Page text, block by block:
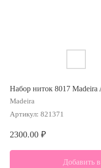
Набор ниток 8017
Madeira
Артикул: 821371
2300.00 ₽
Добавить